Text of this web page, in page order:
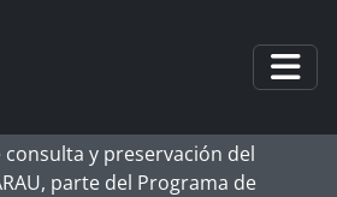
y preservación del
parte del Programa de